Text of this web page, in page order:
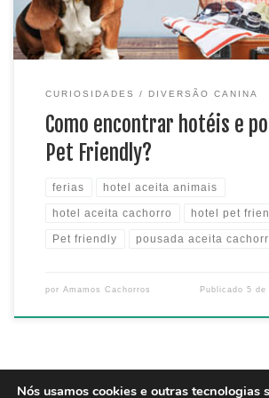
CURIOSIDADES DIVERSÃO CANINA
Como encontrar hotéis e
Pet Friendly?
ferias hotel aceita animais
hotel aceita cachorro hotel pet
Pet friendly pousada aceita
por Amamos Cachorros Publicado5 de
Nós usamos cookies e outras tecnologias